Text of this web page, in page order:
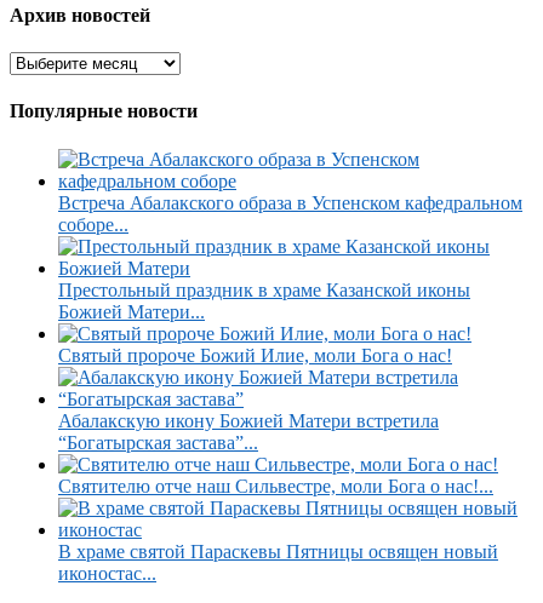
Архив новостей
Популярные новости
Встреча Абалакского образа в Успенском кафедральном
соборе...
Престольный праздник в храме Казанской иконы
Божией Матери...
Святый пророче Божий Илие, моли Бога о нас!
Абалакскую икону Божией Матери встретила
“Богатырская застава”...
Святителю отче наш Сильвестре, моли Бога о нас!...
В храме святой Параскевы Пятницы освящен новый
иконостас...